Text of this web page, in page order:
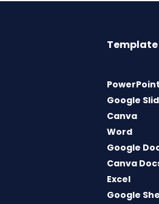
Template
PowerPoint
Google
Canva
Word
Google
Canva
Excel
Google